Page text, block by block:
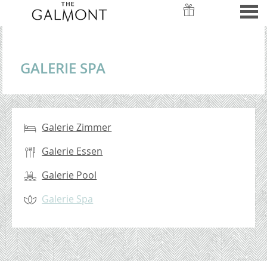
GALERIE SPA
GALERIE SPA
CONTENT BLOCKS
Galerie Zimmer
Galerie Essen
Galerie Pool
Galerie Spa